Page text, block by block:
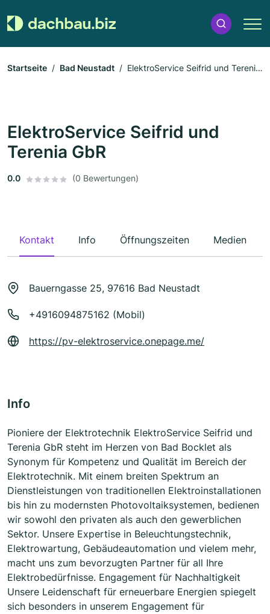
Startseite Bad Neustadt
ElektroService Seifrid und Terenia
ElektroService Seifrid und
Terenia GbR
0.0 (0 Bewertungen)
Kontakt Info Öffnungszeiten Medien
Bauerngasse 25, 97616 Bad Neustadt
+4916094875162 (Mobil)
https://pv-elektroservice.onepage.me/
Info
Pioniere der Elektrotechnik ElektroService Seifrid und
Terenia GbR steht im Herzen von Bad Bocklet als
Synonym für Kompetenz und Qualität im Bereich der
Elektrotechnik. Mit einem breiten Spektrum an
Dienstleistungen von traditionellen Elektroinstallationen
bis hin zu modernsten Photovoltaiksystemen, bedienen
wir sowohl den privaten als auch den gewerblichen
Sektor. Unsere Expertise in Beleuchtungstechnik,
Elektrowartung, Gebäudeautomation und vielem mehr,
macht uns zum bevorzugten Partner für all Ihre
Elektrobedürfnisse. Engagement für Nachhaltigkeit
Unsere Leidenschaft für erneuerbare Energien spiegelt
sich besonders in unserem Engagement für